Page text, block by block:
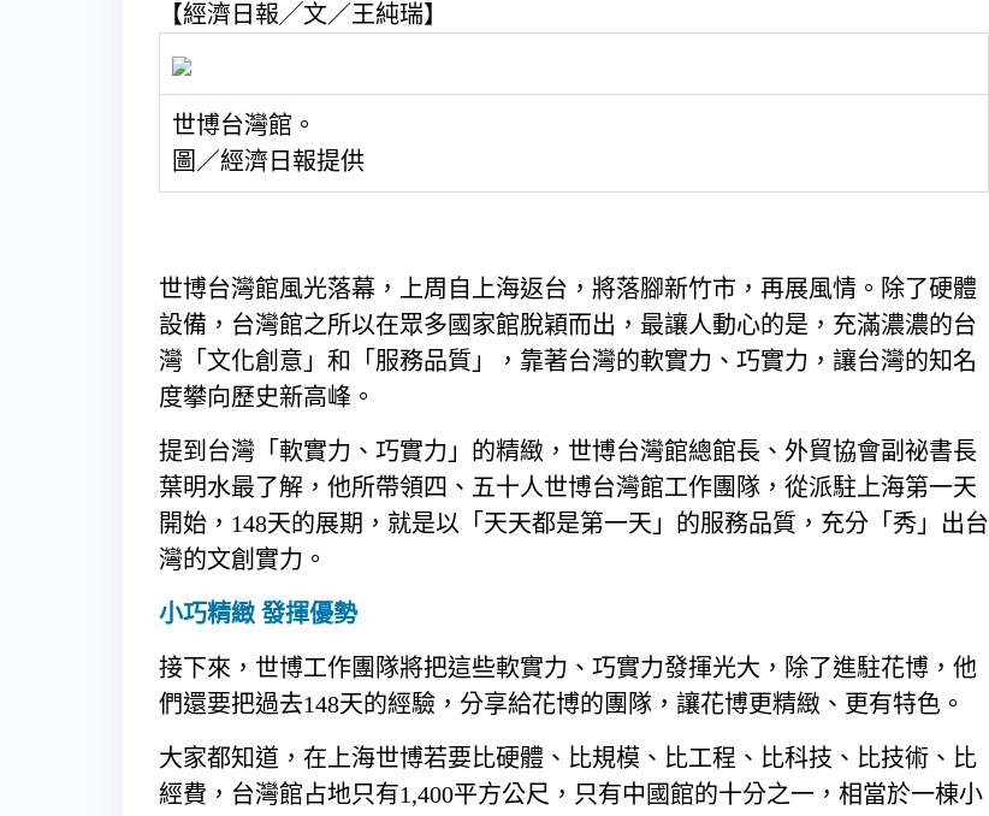
【經濟日報╱文／王純瑞】
世博台灣館。
圖／經濟日報提供
世博台灣館風光落幕，上周自上海返台，將落腳新竹市，再展風情。除了硬體
設備，台灣館之所以在眾多國家館脫穎而出，最讓人動心的是，充滿濃濃的台
灣「文化創意」和「服務品質」，靠著台灣的軟實力、巧實力，讓台灣的知名
度攀向歷史新高峰。
提到台灣「軟實力、巧實力」的精緻，世博台灣館總館長、外貿協會副祕書長
葉明水最了解，他所帶領四、五十人世博台灣館工作團隊，從派駐上海第一天
開始，148天的展期，就是以「天天都是第一天」的服務品質，充分「秀」出台
灣的文創實力。
小巧精緻 發揮優勢
接下來，世博工作團隊將把這些軟實力、巧實力發揮光大，除了進駐花博，他
們還要把過去148天的經驗，分享給花博的團隊，讓花博更精緻、更有特色。
大家都知道，在上海世博若要比硬體、比規模、比工程、比科技、比技術、比
經費，台灣館占地只有1,400平方公尺，只有中國館的十分之一，相當於一棟小